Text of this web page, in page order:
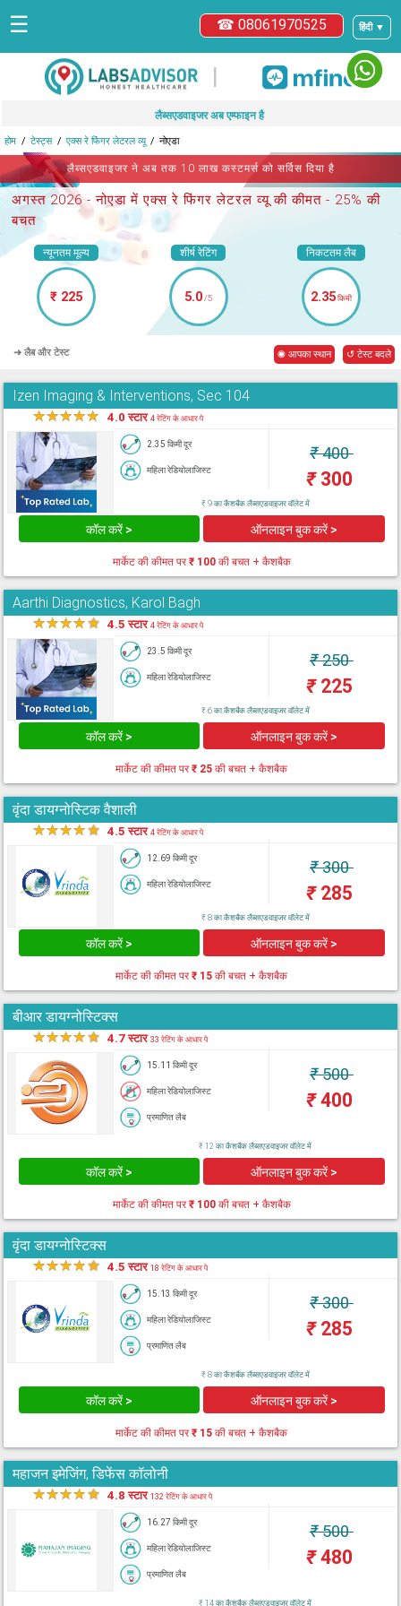
हिंदी ▼
☎ 08061970525
☰
|
लैब्सएडवाइजर अब एम्फाइन है
होम टेस्ट्स एक्स रे फिंगर लेटरल व्यू नोएडा
लैब्सएडवाइजर ने अब तक 10 लाख कस्टमर्स को सर्विस दिया है
अगस्त 2026 -नोएडा में एक्स रे फिंगर लेटरल व्यूकी कीमत - 25% की
बचत
न्यूनतम मूल्य
₹ 225
शीर्ष रेटिंग
5.0/5
निकटतम लैब
2.35किमी
➜ लैब और टेस्ट ◉ आपका स्थान ↺ टेस्ट बदले
Izen Imaging & Interventions, Sec 104
★★★★★ 4.0 स्टार4 रेटिंग के आधार पे
2.35 किमी दूर
महिला रेडियोलाजिस्ट
₹400
₹300
₹ 9 का कैशबैक लैब्सएडवाइजर वॉलेट में
कॉल करें > ऑनलाइन बुक करें >
मार्केट की कीमत पर₹ 100की बचत + कैशबैक
Aarthi Diagnostics, Karol Bagh
★★★★★ 4.5 स्टार4 रेटिंग के आधार पे
23.5 किमी दूर
महिला रेडियोलाजिस्ट
₹250
₹225
₹ 6 का कैशबैक लैब्सएडवाइजर वॉलेट में
कॉल करें > ऑनलाइन बुक करें >
मार्केट की कीमत पर₹ 25 की बचत + कैशबैक
वृंदा डायग्नोस्टिक वैशाली
★★★★★ 4.5 स्टार4 रेटिंग के आधार पे
12.69 किमी दूर
महिला रेडियोलाजिस्ट
₹300
₹285
₹ 8 का कैशबैक लैब्सएडवाइजर वॉलेट में
कॉल करें > ऑनलाइन बुक करें >
मार्केट की कीमत पर₹ 15 की बचत + कैशबैक
बीआर डायग्नोस्टिक्स
★★★★★ 4.7 स्टार33 रेटिंग के आधार पे
15.11 किमी दूर
महिला रेडियोलाजिस्ट
प्रमाणित लैब
₹500
₹400
₹ 12 का कैशबैक लैब्सएडवाइजर वॉलेट में
कॉल करें > ऑनलाइन बुक करें >
मार्केट की कीमत पर₹ 100की बचत + कैशबैक
वृंदा डायग्नोस्टिक्स
★★★★★ 4.5 स्टार18 रेटिंग के आधार पे
15.13 किमी दूर
महिला रेडियोलाजिस्ट
प्रमाणित लैब
₹300
₹285
₹ 8 का कैशबैक लैब्सएडवाइजर वॉलेट में
कॉल करें > ऑनलाइन बुक करें >
मार्केट की कीमत पर₹ 15 की बचत + कैशबैक
महाजन इमेजिंग, डिफेंस कॉलोनी
★★★★★ 4.8 स्टार132 रेटिंग के आधार पे
16.27 किमी दूर
महिला रेडियोलाजिस्ट
प्रमाणित लैब
₹500
₹480
₹ 14 का कैशबैक लैब्सएडवाइजर वॉलेट में